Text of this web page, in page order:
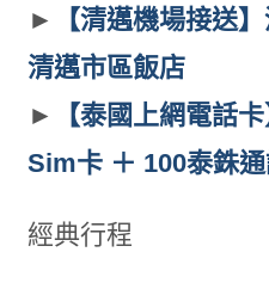
►
【清邁機場接送
清邁市區飯店
►
【泰國上網電話
Sim卡 ＋ 100泰銖
經典行程